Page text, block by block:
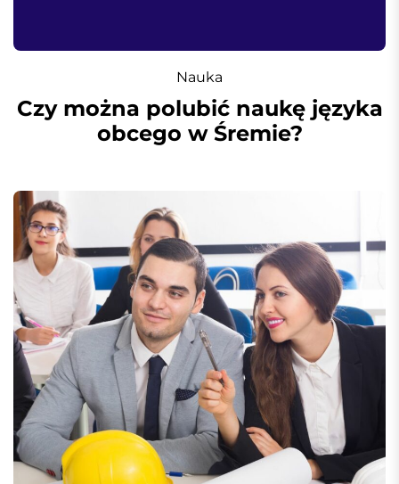
Nauka
Czy można polubić naukę języka
obcego w Śremie?